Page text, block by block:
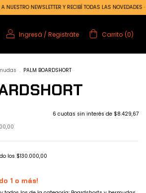
Y RECIBÍ TODAS LAS NOVEDADES · · ENTERATE
Ingresá / Registráte Carrito (0)
. PALM BOARDSHORT
6 cuotas sin interés de $8.429,67
los $130.000,00
1 o más!